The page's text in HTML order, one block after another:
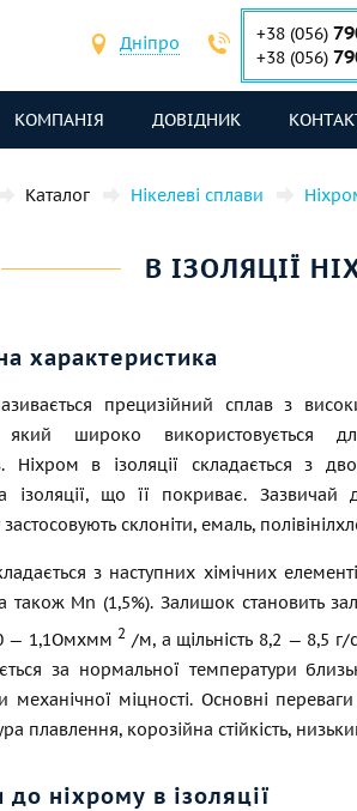
Дніпро +38 (056)
+38 (056)
КОМПАНІЯ ДОВІДНИК
Каталог Нікелеві сплави
В ІЗОЛЯЦІЇ
характеристика
прецизійний сплав з
широко використовується
Ніхром в ізоляції складається з
ізоляції, що її покриває. Зазвичай
застосовують склоніти, емаль,
з наступних хімічних
також Mn (1,5%). Залишок становить
— 1,1Омxмм2 /м, а щільність 8,2 — 8,5 г/
за нормальної температури
механічної міцності. Основні
плавлення, корозійна стійкість,
ніхрому в ізоляції